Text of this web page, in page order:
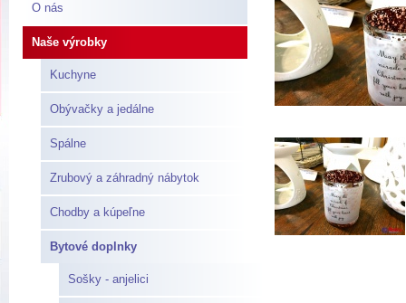
O nás
Naše výrobky
Kuchyne
Obývačky a jedálne
Spálne
Zrubový a záhradný nábytok
Chodby a kúpeľne
Bytové doplnky
Sošky - anjelici